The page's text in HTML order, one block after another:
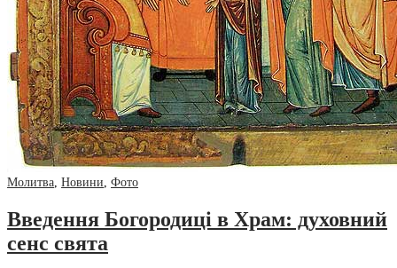
Молитва, Новини, Фото
Введення Богородиці в Храм: духовний
сенс свята